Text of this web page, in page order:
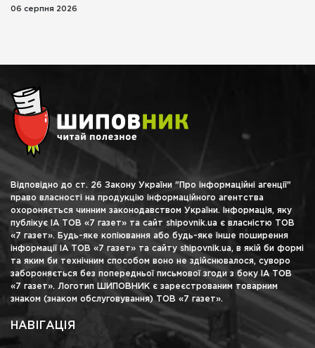
06 серпня 2026
Відповідно до ст. 26 Закону України "Про інформаційні агенції"
право власності на продукцію інформаційного агентства
охороняється чинним законодавством України. Інформація, яку
публікує ІА ТОВ «7 газет» та сайт shipovnik.ua є власністю ТОВ
«7 газет». Будь-яке копіювання або будь-яке інше поширення
інформації ІА ТОВ «7 газет» та сайту shipovnik.ua, в якій би формі
та яким би технічним способом воно не здійснювалося, суворо
забороняється без попередньої письмової згоди з боку ІА ТОВ
«7 газет». Логотип ШИПОВНИК є зареєстрованим товарним
знаком (знаком обслуговування) ТОВ «7 газет».
НАВІГАЦІЯ